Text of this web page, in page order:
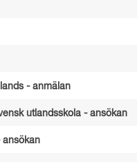
- anmälan
utlandsskola - ansökan
ansökan